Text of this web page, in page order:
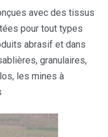
avec des tissus
pour tout types
abrasif et dans
granulaires,
les mines à